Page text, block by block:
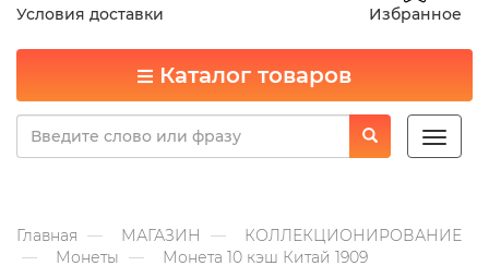
Условия доставки
Избранное
Каталог товаров
Toggle
Главная МАГАЗИН
КОЛЛЕКЦИОНИРОВАНИЕ
Монеты
Монета 10 кэш Китай 1909